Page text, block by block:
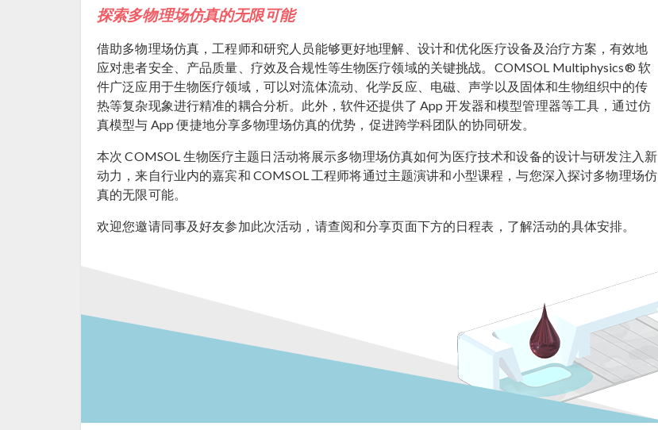
探索多物理场仿真的无限可能
借助多物理场仿真，工程师和研究人员能够更好地理解、设计和优化医疗设备及治疗方案，有效地
应对患者安全、产品质量、疗效及合规性等生物医疗领域的关键挑战。COMSOL Multiphysics® 软
件广泛应用于生物医疗领域，可以对流体流动、化学反应、电磁、声学以及固体和生物组织中的传
热等复杂现象进行精准的耦合分析。此外，软件还提供了 App 开发器和模型管理器等工具，通过仿
真模型与 App 便捷地分享多物理场仿真的优势，促进跨学科团队的协同研发。
本次 COMSOL 生物医疗主题日活动将展示多物理场仿真如何为医疗技术和设备的设计与研发注入新
动力，来自行业内的嘉宾和 COMSOL 工程师将通过主题演讲和小型课程，与您深入探讨多物理场仿
真的无限可能。
欢迎您邀请同事及好友参加此次活动，请查阅和分享页面下方的日程表，了解活动的具体安排。